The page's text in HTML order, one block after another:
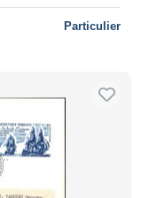
Particulier